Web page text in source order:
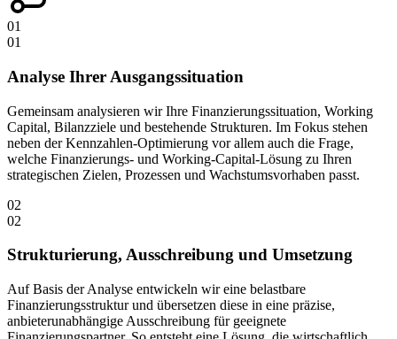
01
01
Analyse Ihrer Ausgangssituation
Gemeinsam analysieren wir Ihre Finanzierungssituation, Working
Capital, Bilanzziele und bestehende Strukturen. Im Fokus stehen
neben der Kennzahlen-Optimierung vor allem auch die Frage,
welche Finanzierungs- und Working-Capital-Lösung zu Ihren
strategischen Zielen, Prozessen und Wachstumsvorhaben passt.
02
02
Strukturierung, Ausschreibung und Umsetzung
Auf Basis der Analyse entwickeln wir eine belastbare
Finanzierungsstruktur und übersetzen diese in eine präzise,
anbieterunabhängige Ausschreibung für geeignete